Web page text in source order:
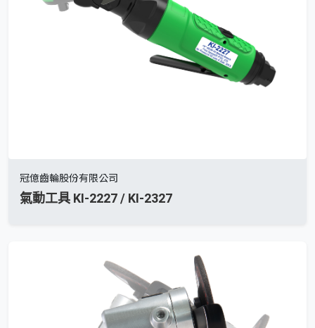
冠億齒輪股份有限公司
氣動工具 KI-2227 / KI-2327